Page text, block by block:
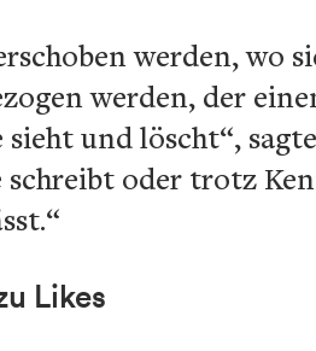
werden, wo
werden, der
und löscht“,
schreibt oder trotz
Likes